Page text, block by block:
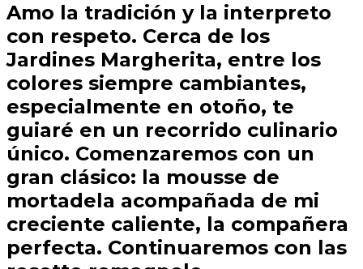
Amo la tradición y la interpreto
con respeto. Cerca de los
Jardines Margherita, entre los
colores siempre cambiantes,
especialmente en otoño, te
guiaré en un recorrido culinario
único. Comenzaremos con un
gran clásico: la mousse de
mortadela acompañada de mi
creciente caliente, la compañera
perfecta. Continuaremos con las